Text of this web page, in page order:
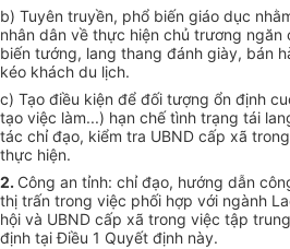
b) Tuyên truyền, phổ biến giáo dục
nhân dân về thực hiện chủ trương ngăn
biến tướng, lang thang đánh giày, bán
kéo khách du lịch.
c) Tạo điều kiện để đối tượng ổn định
tạo việc làm...) hạn chế tình trạng tái
tác chỉ đạo, kiểm tra UBND cấp xã
thực hiện.
2. Công an tỉnh: chỉ đạo, hướng dẫn
thị trấn trong việc phối hợp với ngành
hội và UBND cấp xã trong việc tập
định tại Điều 1 Quyết định này.